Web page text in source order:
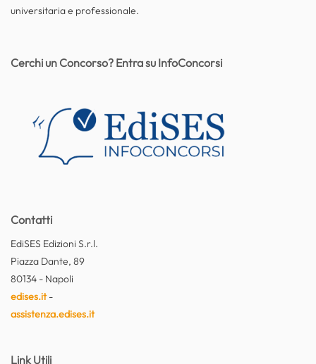
universitaria e professionale.
Contatti
EdiSES Edizioni S.r.l.
Piazza Dante, 89
80134 - Napoli
edises.it-
assistenza.edises.it
Link Utili
Cerchi un Concorso? Entra su InfoConcorsi